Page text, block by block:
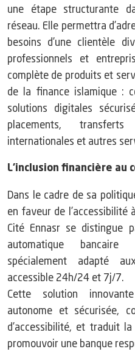
une étape structurante
réseau. Elle permettra
besoins d’une clientèle
professionnels et
complète de produits et
de la finance islamique :
solutions digitales
placements,
internationales et autres
L’inclusion financière au
Dans le cadre de sa
en faveur de l’accessibilité
Cité Ennasr se distingue
automatique
spécialement adapté
accessible 24h/24 et 7j/7.
Cette solution
autonome et sécurisée,
d’accessibilité, et traduit
promouvoir une banque